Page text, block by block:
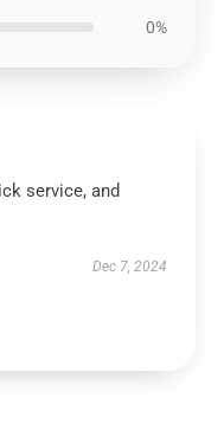
0%
service, and
Dec 7, 2024